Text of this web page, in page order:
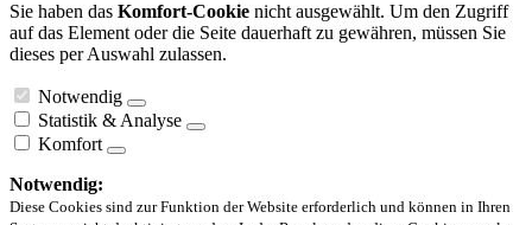
Sie haben das Komfort-Cookie nicht ausgewählt. Um den Zugriff
auf das Element oder die Seite dauerhaft zu gewähren, müssen Sie
dieses per Auswahl zulassen.
Notwendig
Statistik & Analyse
Komfort
Notwendig:
Diese Cookies sind zur Funktion der Website erforderlich und können in Ihren